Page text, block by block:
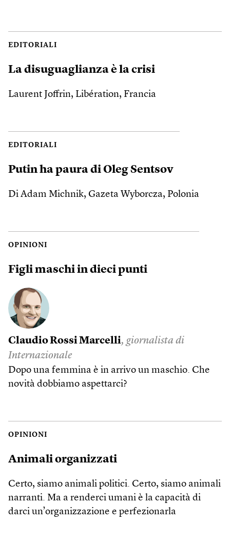
EDITORIALI
La disuguaglianza è la crisi
Laurent Joffrin, Libération, Francia
EDITORIALI
Putin ha paura di Oleg Sentsov
Di Adam Michnik, Gazeta Wyborcza, Polonia
OPINIONI
Figli maschi in dieci punti
Claudio Rossi Marcelli, giornalista di
Internazionale
Dopo una femmina è in arrivo un maschio. Che
novità dobbiamo aspettarci?
OPINIONI
Animali organizzati
Certo, siamo animali politici. Certo, siamo animali
narranti. Ma a renderci umani è la capacità di
darci un’organizzazione e perfezionarla